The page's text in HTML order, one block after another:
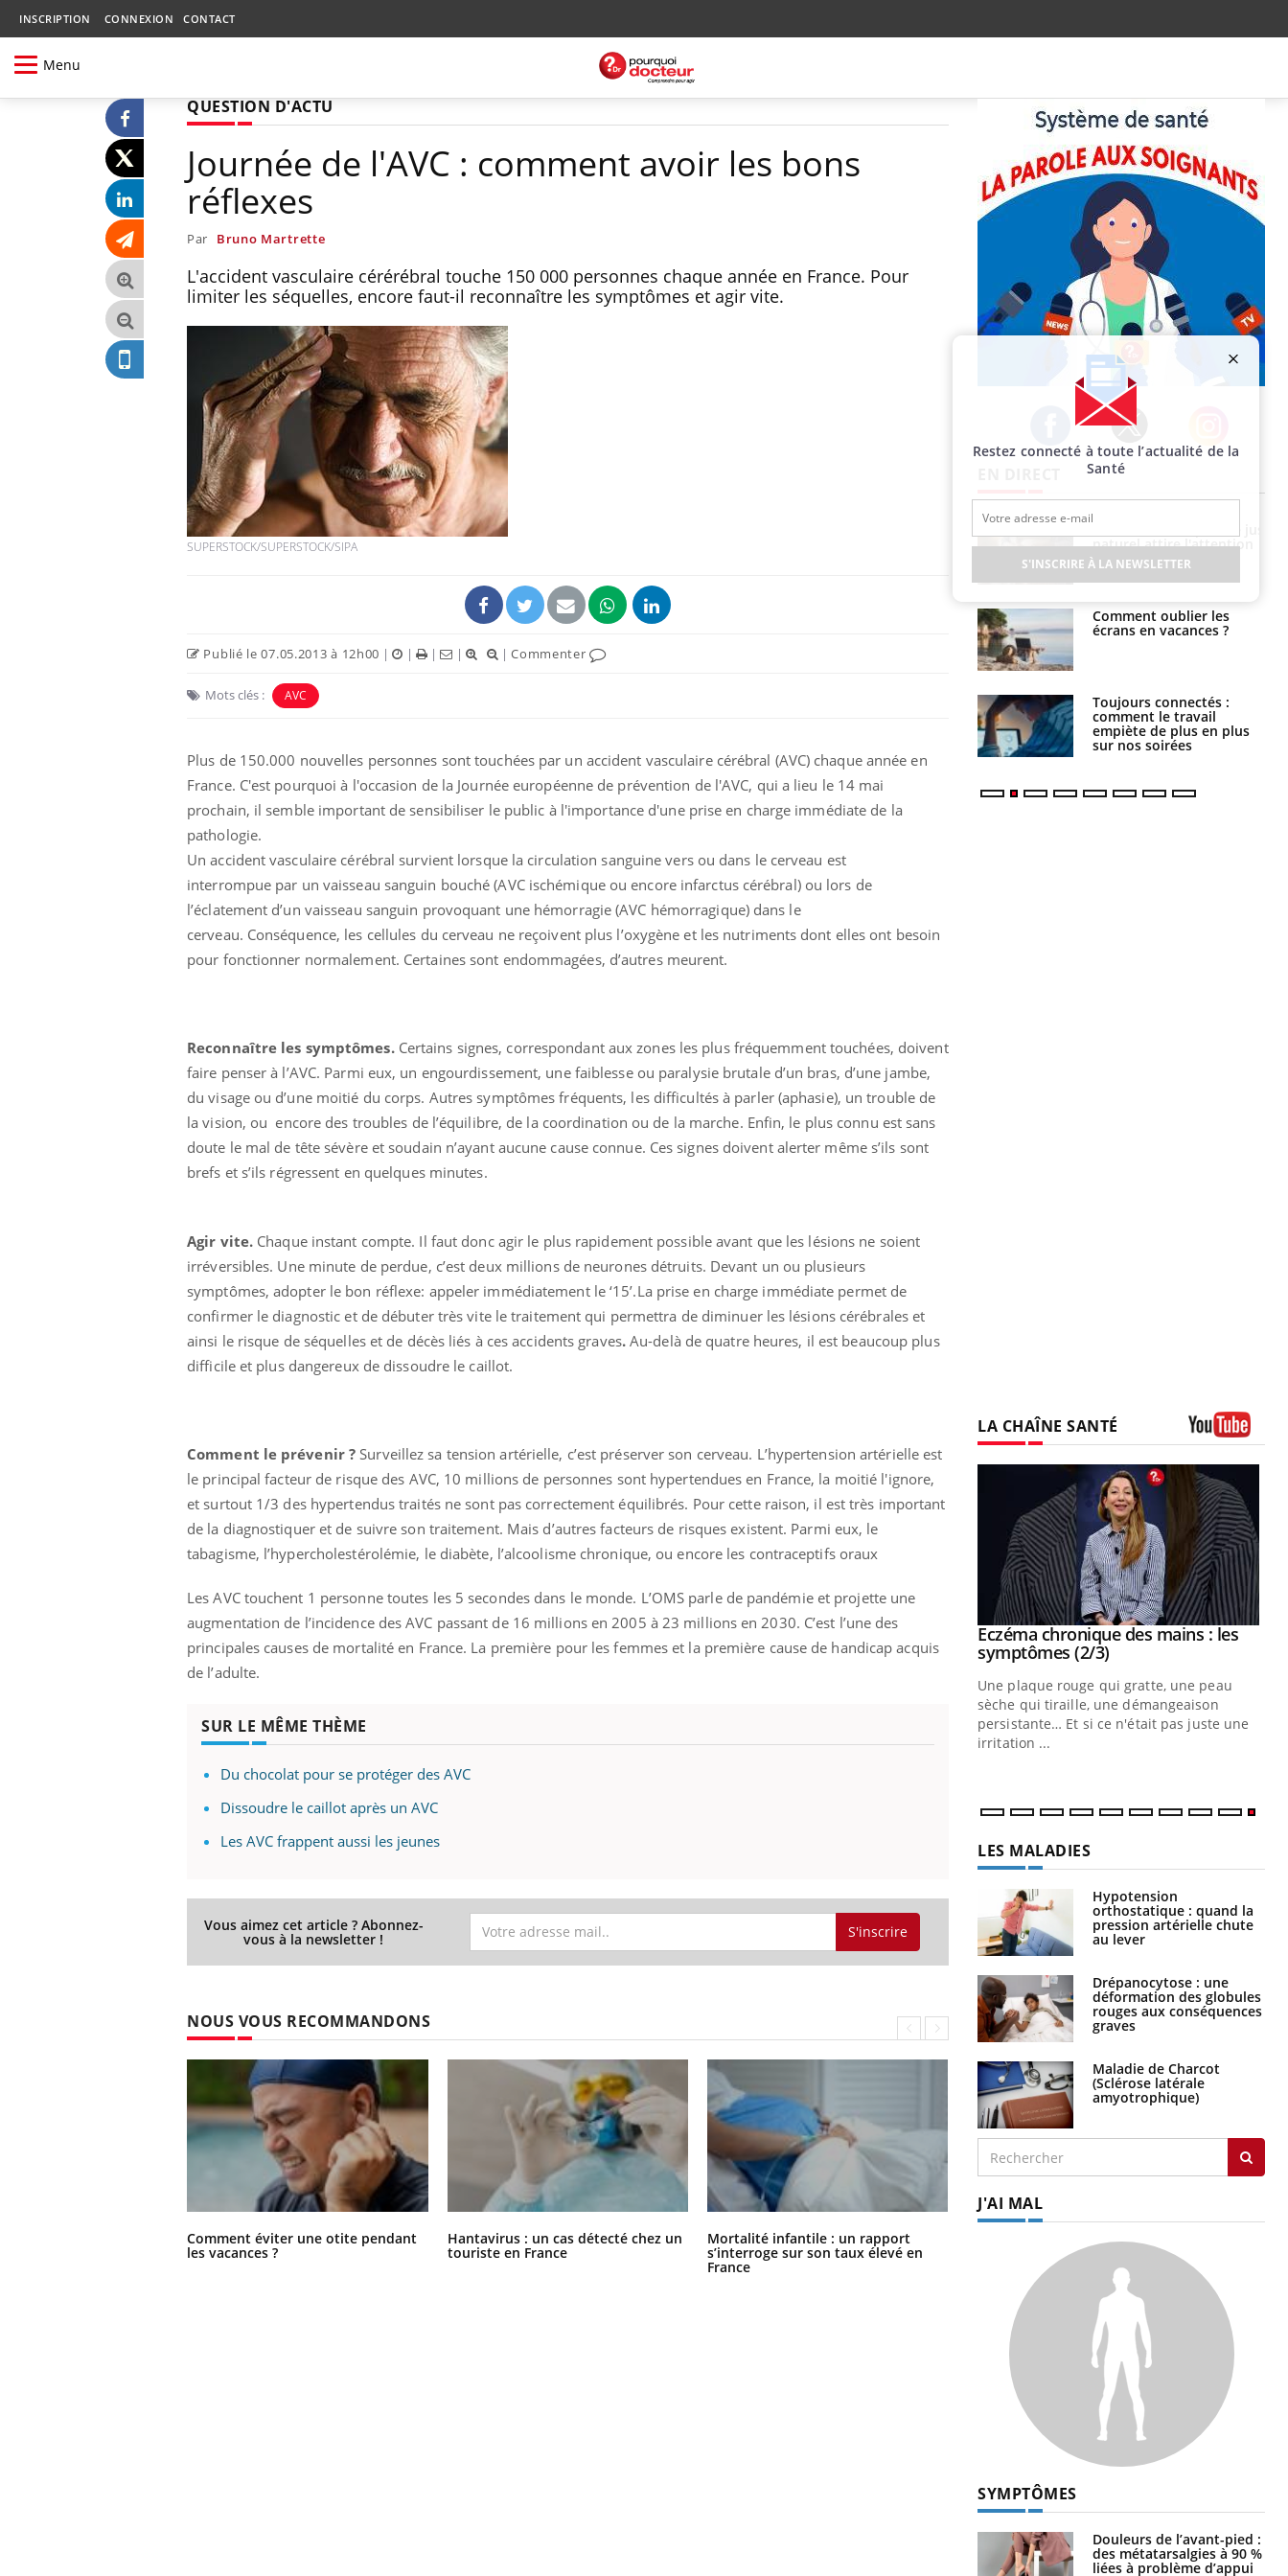
INSCRIPTION CONNEXION CONTACT
Menu
QUESTION D'ACTU
Journée de l'AVC : comment avoir les bons
réflexes
Par Bruno Martrette
L'accident vasculaire cérérébral touche 150 000 personnes chaque année en France. Pour
limiter les séquelles, encore faut-il reconnaître les symptômes et agir vite.
SUPERSTOCK/SUPERSTOCK/SIPA
Publié le 07.05.2013 à 12h00 | | | | |Commenter
Mots clés : AVC
Plus de 150.000 nouvelles personnes sont touchées par un accident vasculaire cérébral (AVC) chaque année en
France. C'est pourquoi à l'occasion de la Journée européenne de prévention de l'AVC, qui a lieu le 14 mai
prochain, il semble important de sensibiliser le public à l'importance d'une prise en charge immédiate de la
pathologie.
Un accident vasculaire cérébral survient lorsque la circulation sanguine vers ou dans le cerveau est
interrompue par un vaisseau sanguin bouché (AVC ischémique ou encore infarctus cérébral) ou lors de
l’éclatement d’un vaisseau sanguin provoquant une hémorragie (AVC hémorragique) dans le
cerveau. Conséquence, les cellules du cerveau ne reçoivent plus l’oxygène et les nutriments dont elles ont besoin
pour fonctionner normalement. Certaines sont endommagées, d’autres meurent.
Reconnaître les symptômes. Certains signes, correspondant aux zones les plus fréquemment touchées, doivent
faire penser à l’AVC. Parmi eux, un engourdissement, une faiblesse ou paralysie brutale d’un bras, d’une jambe,
du visage ou d’une moitié du corps. Autres symptômes fréquents, les difficultés à parler (aphasie), un trouble de
la vision, ou encore des troubles de l’équilibre, de la coordination ou de la marche. Enfin, le plus connu est sans
doute le mal de tête sévère et soudain n’ayant aucune cause connue. Ces signes doivent alerter même s’ils sont
brefs et s’ils régressent en quelques minutes.
Agir vite. Chaque instant compte. Il faut donc agir le plus rapidement possible avant que les lésions ne soient
irréversibles. Une minute de perdue, c’est deux millions de neurones détruits. Devant un ou plusieurs
symptômes, adopter le bon réflexe: appeler immédiatement le ‘15’.La prise en charge immédiate permet de
confirmer le diagnostic et de débuter très vite le traitement qui permettra de diminuer les lésions cérébrales et
ainsi le risque de séquelles et de décès liés à ces accidents graves.Au-delà de quatre heures, il est beaucoup plus
difficile et plus dangereux de dissoudre le caillot.
Comment le prévenir?Surveillez sa tension artérielle, c’est préserver son cerveau. L’hypertension artérielle est
le principal facteur de risque des AVC, 10 millions de personnes sont hypertendues en France, la moitié l'ignore,
et surtout 1/3 des hypertendus traités ne sont pas correctement équilibrés. Pour cette raison, il est très important
de la diagnostiquer et de suivre son traitement. Mais d’autres facteurs de risques existent. Parmi eux, le
tabagisme, l’hypercholestérolémie, le diabète, l’alcoolisme chronique, ou encore les contraceptifs oraux
Les AVC touchent 1 personne toutes les 5 secondes dans le monde. L’OMS parle de pandémie et projette une
augmentation de l’incidence des AVC passant de 16 millions en 2005 à 23 millions en 2030. C’est l’une des
principales causes de mortalité en France. La première pour les femmes et la première cause de handicap acquis
de l’adulte.
SUR LE MÊME THÈME
Du chocolat pour se protéger des AVC
Dissoudre le caillot après un AVC
Les AVC frappent aussi les jeunes
Vous aimez cet article ? Abonnez-
vous à la newsletter ! S'inscrire
NOUS VOUS RECOMMANDONS
Comment éviter une otite pendant
les vacances ?
Hantavirus : un cas détecté chez un
touriste en France
Mortalité infantile : un rapport
s’interroge sur son taux élevé en
France
attire l'attention des chercheurs
Facebook Twitter Instagram
naturel attire l'attention
des chercheurs
Comment oublier les
écrans en vacances ?
Toujours connectés :
comment le travail
empiète de plus en plus
sur nos soirées
LA CHAÎNE SANTÉ
COUP DE FOOD sur le diabèteYoutube
Coup de food sur le diabète, c'est votre
épisode, une ...
Youtube
Quand l’entreprise mise sur le bien
être globalYoutube
directeur ...
Youtube
Eczéma chronique des mains : au
quotidien (3/3)Youtube
et éviter les ...
Youtube
Eczéma chronique des mains : les
symptômes (2/3)Youtube
Une plaque rouge qui gratte, une peau
sèche qui tiraille, une démangeaison
persistante… Et si ce n'était pas juste une
irritation ...
LES MALADIES
Hypotension
orthostatique : quand la
pression artérielle chute
au lever
Drépanocytose : une
déformation des globules
rouges aux conséquences
graves
Maladie de Charcot
(Sclérose latérale
amyotrophique)
J'AI MAL
SYMPTÔMES
Douleurs de l’avant-pied :
des métatarsalgies à 90 %
liées à problème d’appui
Restez connecté à toute l’actualité de la
Santé
S'INSCRIRE À LA NEWSLETTER